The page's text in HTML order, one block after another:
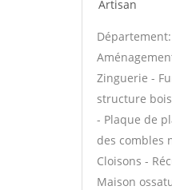
Artisan
Zinguerie -
structure
- Plaque de
des combles
Cloisons -
Maison